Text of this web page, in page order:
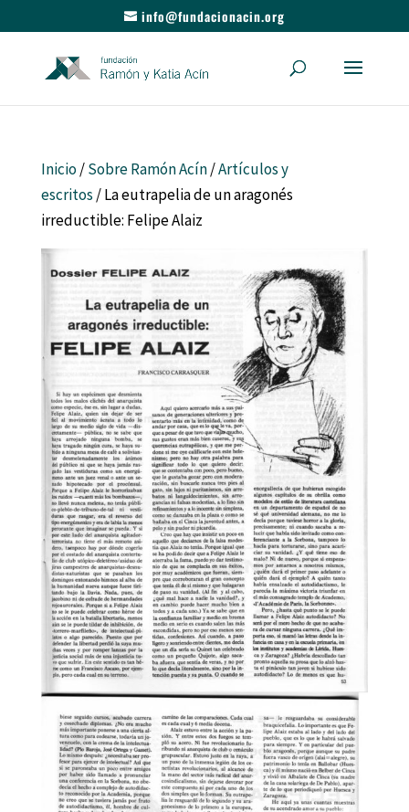
info@fundacionacin.org
Inicio/Sobre Ramón Acín/Artículos y
escritos / La eutrapelia de un aragonés
irreductible: Felipe Alaiz